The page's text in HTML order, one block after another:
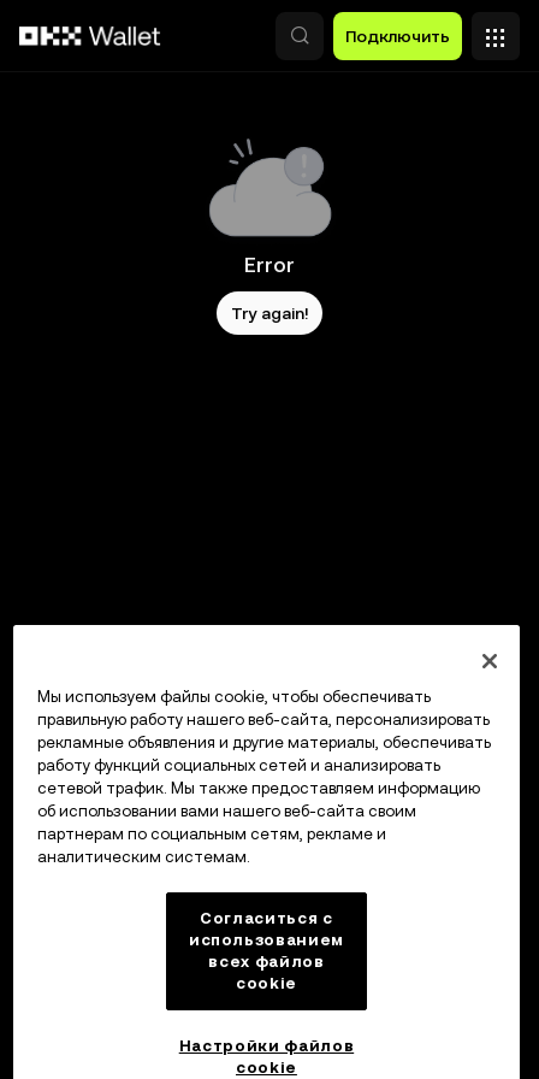
Подключить
Error
Try again!
Мы используем файлы cookie, чтобы обеспечивать
правильную работу нашего веб-сайта, персонализировать
рекламные объявления и другие материалы, обеспечивать
работу функций социальных сетей и анализировать
сетевой трафик. Мы также предоставляем информацию
об использовании вами нашего веб-сайта своим
партнерам по социальным сетям, рекламе и
аналитическим системам.
Согласиться с
использованием
всех файлов
cookie
Настройки файлов
cookie